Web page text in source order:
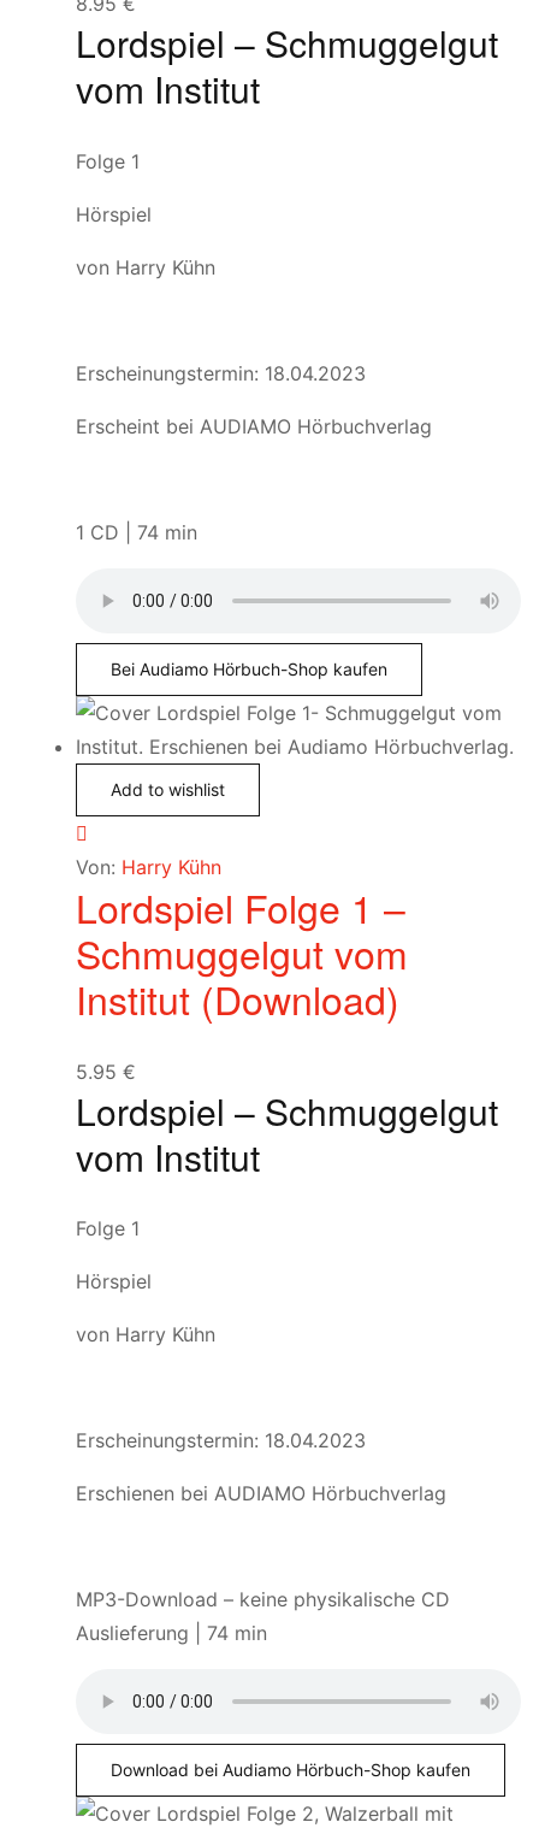
Lordspiel – Schmuggelgut
vom Institut
Folge 1
Hörspiel
von Harry Kühn
Erscheinungstermin: 18.04.2023
Erscheint bei AUDIAMO Hörbuchverlag
1 CD | 74 min
Bei Audiamo Hörbuch-Shop kaufen
Add to wishlist
Von: Harry Kühn
Lordspiel Folge 1 –
Schmuggelgut vom
Institut (Download)
5.95 €
Lordspiel – Schmuggelgut
vom Institut
Folge 1
Hörspiel
von Harry Kühn
Erscheinungstermin: 18.04.2023
Erschienen bei AUDIAMO Hörbuchverlag
MP3-Download – keine physikalische CD
Auslieferung | 74 min
Download bei Audiamo Hörbuch-Shop kaufen